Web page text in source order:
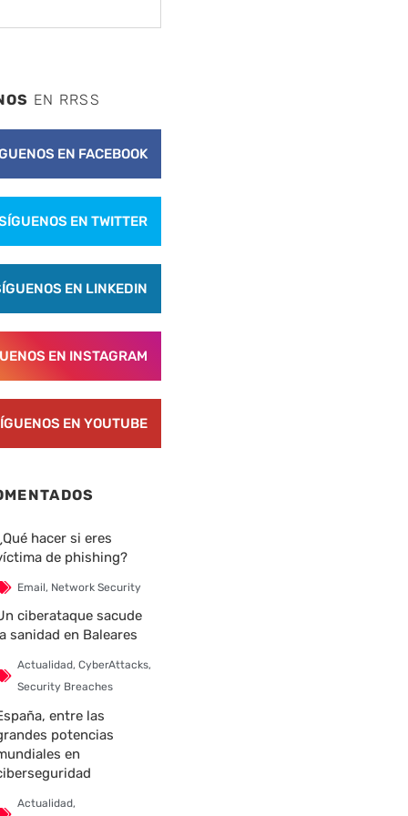
EN RRSS
EN FACEBOOK
EN TWITTER
EN LINKEDIN
EN INSTAGRAM
EN YOUTUBE
hacer si eres
de phishing?
Email, Network Security
ciberataque sacude
sanidad en Baleares
Actualidad, CyberAttacks,
Security Breaches
entre las
potencias
en
Actualidad,